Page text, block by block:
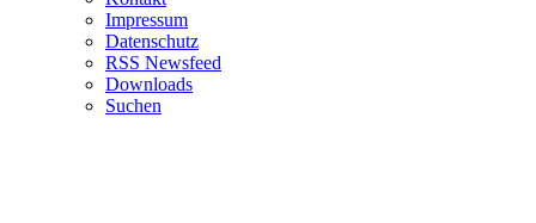
Impressum
Datenschutz
RSS Newsfeed
Downloads
Suchen